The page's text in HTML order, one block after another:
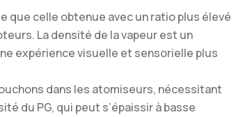
que celle obtenue avec un ratio plus élevé
La densité de la vapeur est un
expérience visuelle et sensorielle plus
dans les atomiseurs, nécessitant
du PG, qui peut s’épaissir à basse